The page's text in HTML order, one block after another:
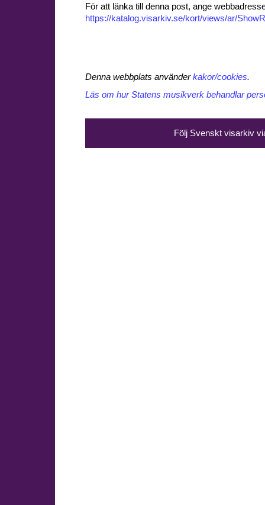
För att länka till denna post, ange
https://katalog.visarkiv.se/kort/views/ar/
Denna webbplats använderkakor/cookies.
Läs om hur Statens musikverk behandlar
Följ Svenskt visarkiv